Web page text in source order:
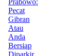
Pecat
Gibran
Atau
Anda
Bersiap
Diparkir